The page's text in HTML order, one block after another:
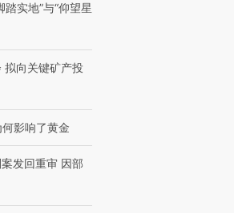
实地”与“仰望星
拟向关键矿产投
影响了黄金
发回重审 因部